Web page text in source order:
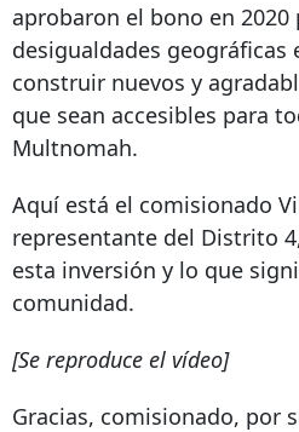
aprobaron el bono en 2020
desigualdades geográficas
construir nuevos y
que sean accesibles para
Multnomah.
Aquí está el comisionado
representante del Distrito
esta inversión y lo que
comunidad.
[Se reproduce el vídeo]
Gracias, comisionado, por